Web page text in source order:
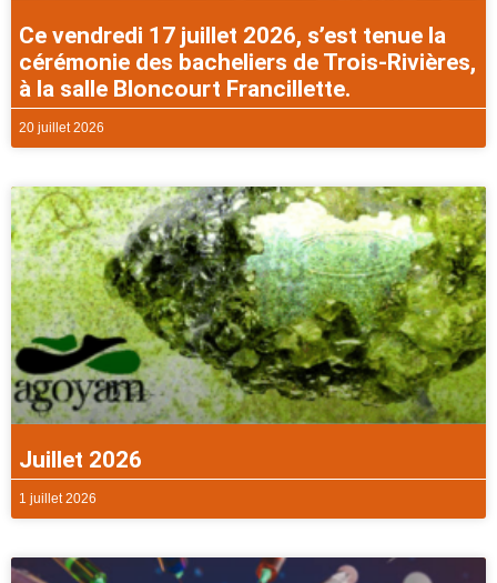
Ce vendredi 17 juillet 2026, s’est tenue la
cérémonie des bacheliers de Trois-Rivières,
à la salle Bloncourt Francillette.
20 juillet 2026
Juillet 2026
1 juillet 2026